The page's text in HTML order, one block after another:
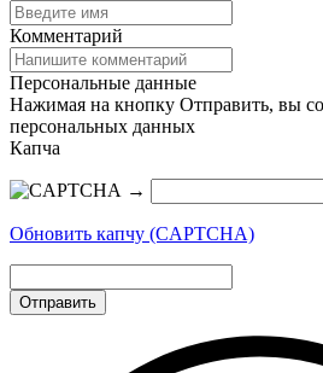
Комментарий
Персональные данные
Нажимая на кнопку Отправить, вы
персональных данных
Капча
→
Обновить капчу (CAPTCHA)
Отправить